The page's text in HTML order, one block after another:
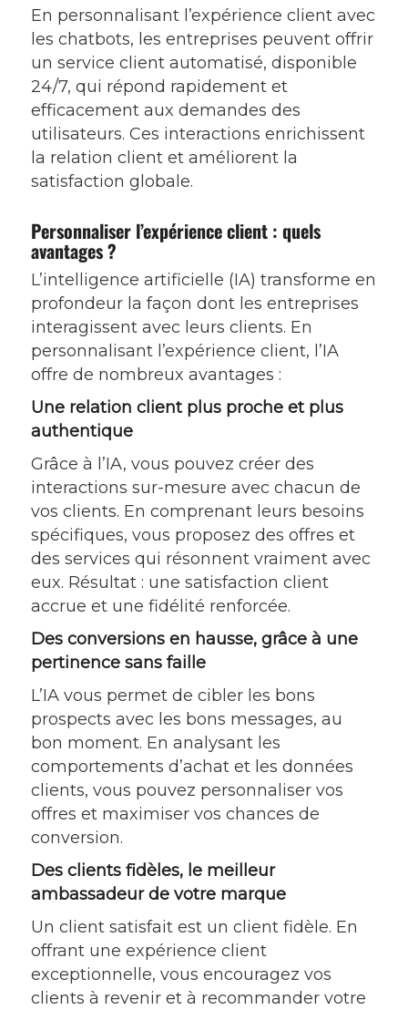
En personnalisant l’expérience client avec
les chatbots, les entreprises peuvent offrir
un service client automatisé, disponible
24/7, qui répond rapidement et
efficacement aux demandes des
utilisateurs. Ces interactions enrichissent
la relation client et améliorent la
satisfaction globale.
Personnaliser l’expérience client : quels
avantages ?
L’intelligence artificielle (IA) transforme en
profondeur la façon dont les entreprises
interagissent avec leurs clients. En
personnalisant l’expérience client, l’IA
offre de nombreux avantages :
Une relation client plus proche et plus
authentique
Grâce à l’IA, vous pouvez créer des
interactions sur-mesure avec chacun de
vos clients. En comprenant leurs besoins
spécifiques, vous proposez des offres et
des services qui résonnent vraiment avec
eux. Résultat : une satisfaction client
accrue et une fidélité renforcée.
Des conversions en hausse, grâce à une
pertinence sans faille
L’IA vous permet de cibler les bons
prospects avec les bons messages, au
bon moment. En analysant les
comportements d’achat et les données
clients, vous pouvez personnaliser vos
offres et maximiser vos chances de
conversion.
Des clients fidèles, le meilleur
ambassadeur de votre marque
Un client satisfait est un client fidèle. En
offrant une expérience client
exceptionnelle, vous encouragez vos
clients à revenir et à recommander votre